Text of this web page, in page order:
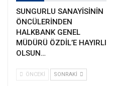
SUNGURLU SANAYİSİNİN
ÖNCÜLERİNDEN
HALKBANK GENEL
MÜDÜRÜ ÖZDİL’E HAYIRLI
OLSUN…
ÖNCEKI SONRAKI